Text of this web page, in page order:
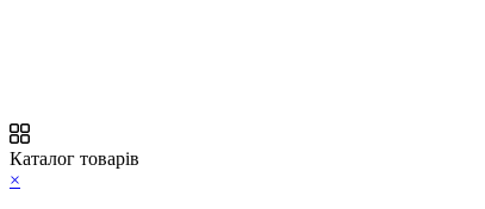
Каталог товарів
×